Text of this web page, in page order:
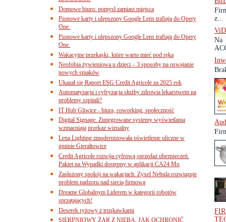
z...
Na
Domowe biuro: pomysł zamiast miejsca
Pionowe karty i ulepszony Google Lens trafiają do Opery
One.
Pionowe karty i ulepszony Google Lens trafiają do Opery
One.
Wakacyjne przekąski, które warto mieć pod ręką
Neofobia żywieniowa u dzieci – 3 sposoby na oswajanie
nowych smaków
Ukazał się Raport ESG Credit Agricole za 2025 rok
Automatyzacja i cyfryzacja służby zdrowia lekarstwem na
problemy szpitali?
IT Hub Gliwice - biura, coworking, społeczność
Digital Signage. Zintegrowane systemy wyświetlania
wzmacniają przekaz wizualny
Lena Lighting zmodernizowała oświetlenie uliczne w
gminie Gierałtowice
Credit Agricole rozwija cyfrową sprzedaż ubezpieczeń.
Pakiet na Wypadki dostępny w aplikacji CA24 Mo
Zasłużony spokój na wakacjach. Zyxel Nebula rozwiązuje
problem nadzoru nad siecią firmową
Dreame Globalnym Liderem w kategorii robotów
sprzątających!
Deserek ryżowy z truskawkami
SIERPNIOWY ŻAR Z NIEBA. JAK OCHRONIĆ